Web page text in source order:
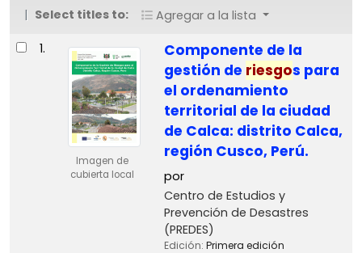
Select titles to:
Agregar a la lista
Resultados
1.
Imagen de
cubierta local
Componente de la
gestión de riesgos para
el ordenamiento
territorial de la ciudad
de Calca: distrito Calca,
región Cusco, Perú.
por
Centro de Estudios y
Prevención de Desastres
(PREDES)
Edición: Primera edición